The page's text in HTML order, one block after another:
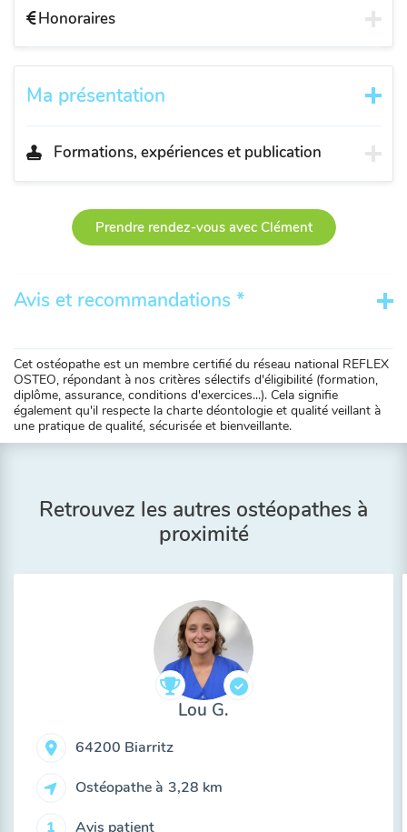
Honoraires
Ma présentation
Formations, expériences et publication
Prendre rendez-vous avec Clément
Avis et recommandations *
Cet ostéopathe est un membre certifié du réseau national REFLEX
OSTEO, répondant à nos critères sélectifs d'éligibilité (formation,
diplôme, assurance, conditions d'exercices...). Cela signifie
également qu'il respecte la charte déontologie et qualité veillant à
une pratique de qualité, sécurisée et bienveillante.
Retrouvez les autres ostéopathes à
proximité
Lou G.
64200 Biarritz
Ostéopathe à 3,28 km
1 Avis patient